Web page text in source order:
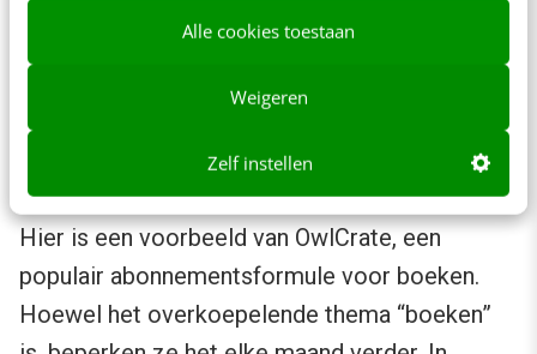
Alle cookies toestaan
Weigeren
Zelf instellen
Een thema-abonnementsbox is gecentreerd
rond een thema dat je doelgroep aanspreekt.
Van de feestdagen tot een geliefde
filmfranchise, er is geen limiet aan de thema’s
waaruit je kunt kiezen.
Hier is een voorbeeld van OwlCrate, een
populair abonnementsformule voor boeken.
Hoewel het overkoepelende thema “boeken”